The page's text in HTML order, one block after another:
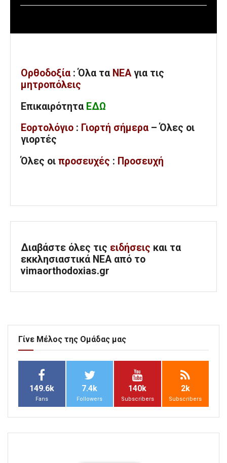
Ορθοδοξία : Όλα τα ΝΕΑ για τις
μητροπόλεις
Επικαιρότητα ΕΔΩ
Εορτολόγιο : Γιορτή σήμερα – Όλες οι
γιορτές
Όλες οι προσευχές : Προσευχή
Διαβάστε όλες τις ειδήσεις και τα
εκκλησιαστικά ΝΕΑ από το
vimaorthodoxias.gr
Γίνε Μέλος της Ομάδας μας
149.6k
Fans
7.4k
Followers
140k
Subscribers
2k
Subscribers